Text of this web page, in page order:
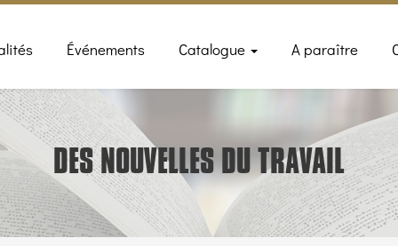
Événements Catalogue A paraître
DES NOUVELLES DU TRAVAIL